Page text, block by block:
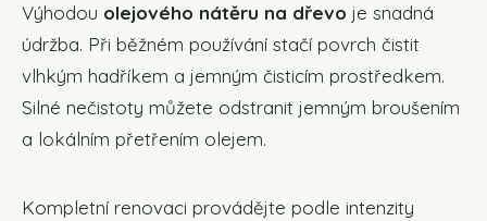
Výhodou olejového nátěru na dřevo je snadná
údržba. Při běžném používání stačí povrch čistit
vlhkým hadříkem a jemným čisticím prostředkem.
Silné nečistoty můžete odstranit jemným broušením
a lokálním přetřením olejem.
Kompletní renovaci provádějte podle intenzity